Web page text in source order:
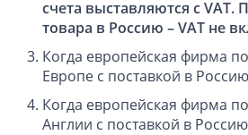
счета выставляются с VAT.
товара в Россию – VAT не
Когда европейская фирма
Европе с поставкой в
Когда европейская фирма
Англии с поставкой в